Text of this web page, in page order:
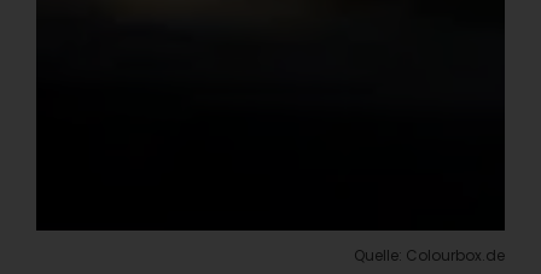
Quelle: Colourbox.de